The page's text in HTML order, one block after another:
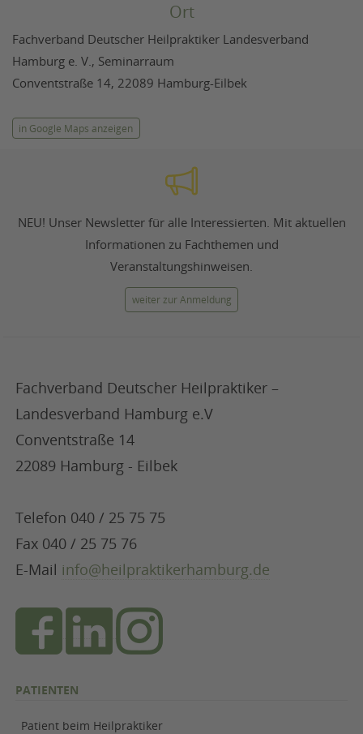
Ort
Fachverband Deutscher Heilpraktiker Landesverband
Hamburg e. V., Seminarraum
Conventstraße 14, 22089 Hamburg-Eilbek
in Google Maps anzeigen
NEU! Unser Newsletter für alle Interessierten. Mit aktuellen
Informationen zu Fachthemen und
Veranstaltungshinweisen.
weiter zur Anmeldung
Fachverband Deutscher Heilpraktiker –
Landesverband Hamburg e.V
Conventstraße 14
22089 Hamburg - Eilbek
Telefon 040 / 25 75 75
Fax 040 / 25 75 76
E-Mail info@heilpraktikerhamburg.de
PATIENTEN
Patient beim Heilpraktiker